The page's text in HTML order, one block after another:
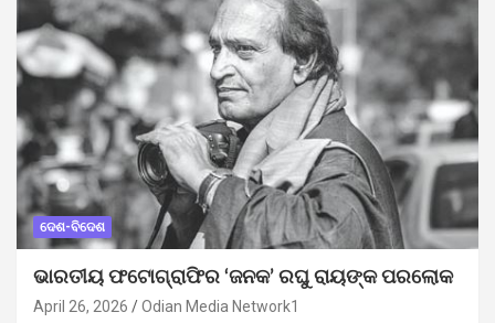
ଦେଶ-ବିଦେଶ
ଭାରତୀୟ ଫଟୋଗ୍ରାଫିର ‘ଜନକ’ ରଘୁ ରାୟଙ୍କ ପରଲୋକ
April 26, 2026 Odian Media Network1